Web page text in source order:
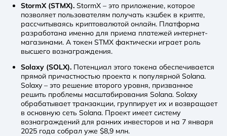
StormX (STMX). StormX – это приложение, которое
позволяет пользователям получать кэшбек в крипте,
рассчитываясь криптовалютой онлайн. Платформа
разработана именно для приема платежей интернет-
магазинами. А токен STMX фактически играет роль
высшего вознаграждения.
Solaxy (SOLX). Потенциал этого токена обеспечивается
прямой причастностью проекта к популярной Solana.
Solaxy – это решение второго уровня, призванное
решить проблемы масштабирования Solana. Solaxy
обрабатывает транзакции, группирует их и возвращает
в основную сеть Solana. Проект имеет систему
вознаграждений для ранних инвесторов и на 7 января
2025 года собрал уже $8,9 млн.